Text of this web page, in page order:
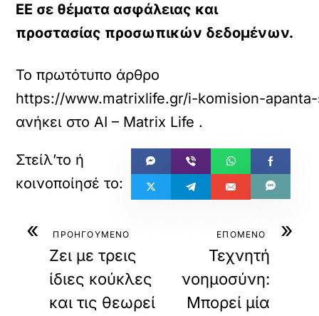
ΕΕ σε θέματα ασφάλειας και
προστασίας προσωπικών δεδομένων.
Το πρωτότυπο άρθρο
https://www.matrixlife.gr/i-komision-
ανήκει στοAI – Matrix Life .
« ΠΡΟΗΓΟΥΜΕΝΟ
Ζει με τρεις
ίδιες κούκλες
και τις θεωρεί
»
ΕΠΟΜΕΝΟ
Τεχνητή
νοημοσύνη:
Μπορεί μία